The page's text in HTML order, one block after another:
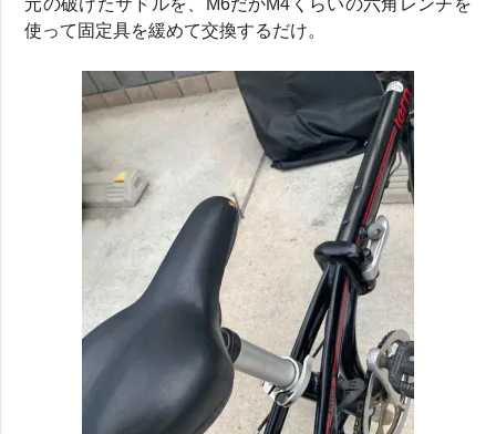
元の破けたサドルを、M6だかM4くらいの六角レンチを
使って固定具を緩めて交換するだけ。